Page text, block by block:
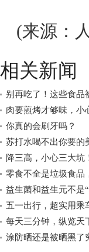
(来源：
相关新闻
别再吃了！这些食品
肉要煎烤才够味，小
你真的会刷牙吗？
苏打水喝不出你要的
降三高，小心三大坑
零食不全是垃圾食品
益生菌和益生元不是
五一出行，超实用乘
每天三分钟，纵览天
涂防晒还是被晒黑了